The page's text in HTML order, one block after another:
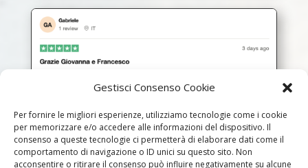
Gestisci Consenso Cookie
Per fornire le migliori esperienze, utilizziamo tecnologie come i cookie
per memorizzare e/o accedere alle informazioni del dispositivo. Il
consenso a queste tecnologie ci permetterà di elaborare dati come il
comportamento di navigazione o ID unici su questo sito. Non
acconsentire o ritirare il consenso può influire negativamente su alcune